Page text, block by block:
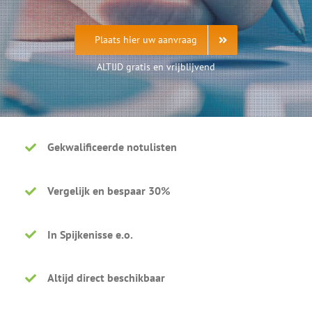
Plaats hier uw aanvraag
ALTIJD gratis en vrijblijvend
Gekwalificeerde notulisten
Vergelijk en bespaar 30%
In Spijkenisse e.o.
Altijd direct beschikbaar